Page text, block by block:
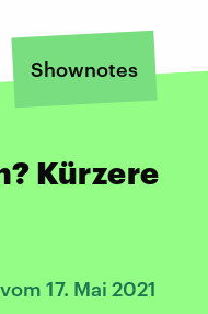
Shownotes
Kürzere
17. Mai 2021